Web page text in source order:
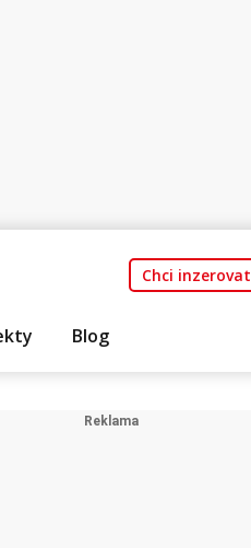
Chci inzerovat
Blog